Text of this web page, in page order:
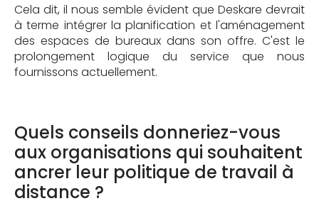
Cela dit, il nous semble évident que Deskare devrait
à terme intégrer la planification et l'aménagement
des espaces de bureaux dans son offre. C'est le
prolongement logique du service que nous
fournissons actuellement.
Quels conseils donneriez-vous
aux organisations qui souhaitent
ancrer leur politique de travail à
distance ?